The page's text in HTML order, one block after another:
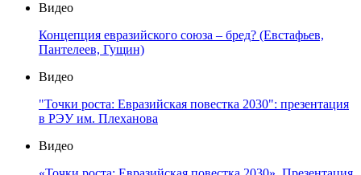
Видео
Концепция евразийского союза – бред? (Евстафьев,
Пантелеев, Гущин)
Видео
"Точки роста: Евразийская повестка 2030": презентация
в РЭУ им. Плеханова
Видео